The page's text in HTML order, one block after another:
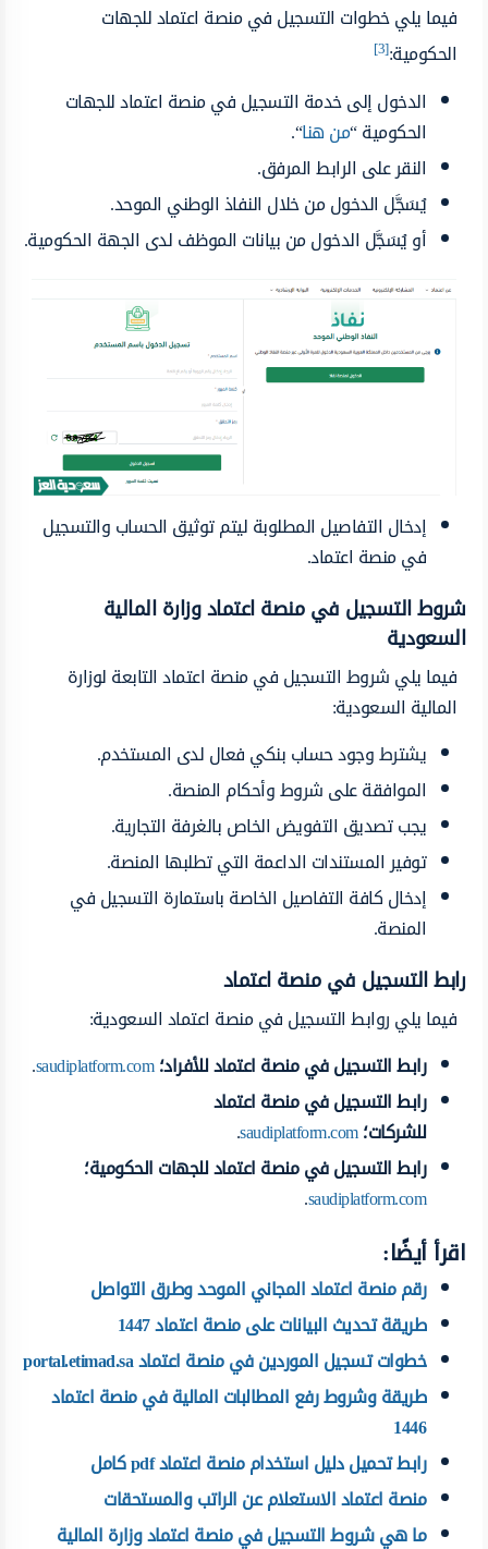
فيما يلي خطوات التسجيل في منصة اعتماد للجهات
الحكومية:[3]
الدخول إلى خدمة التسجيل في منصة اعتماد للجهات
الحكومية “من هنا“.
النقر على الرابط المرفق.
يُسَجَّل الدخول من خلال النفاذ الوطني الموحد.
أو يُسَجَّل الدخول من بيانات الموظف لدى الجهة الحكومية.
إدخال التفاصيل المطلوبة ليتم توثيق الحساب والتسجيل
في منصة اعتماد.
شروط التسجيل في منصة اعتماد وزارة المالية
السعودية
فيما يلي شروط التسجيل في منصة اعتماد التابعة لوزارة
المالية السعودية:
يشترط وجود حساب بنكي فعال لدى المستخدم.
الموافقة على شروط وأحكام المنصة.
يجب تصديق التفويض الخاص بالغرفة التجارية.
توفير المستندات الداعمة التي تطلبها المنصة.
إدخال كافة التفاصيل الخاصة باستمارة التسجيل في
المنصة.
رابط التسجيل في منصة اعتماد
فيما يلي روابط التسجيل في منصة اعتماد السعودية:
رابط التسجيل في منصة اعتماد للأفراد؛saudiplatform.com
.
رابط التسجيل في منصة اعتماد
للشركات؛saudiplatform.com
.
رابط التسجيل في منصة اعتماد للجهات الحكومية؛
saudiplatform.com
.
اقرأ أيضًا:
رقم منصة اعتماد المجاني الموحد وطرق التواصل
طريقة تحديث البيانات على منصة اعتماد 1447
خطوات تسجيل الموردين في منصة اعتماد portal.etimad.sa
طريقة وشروط رفع المطالبات المالية في منصة اعتماد
1446
رابط تحميل دليل استخدام منصة اعتماد pdf كامل
منصة اعتماد الاستعلام عن الراتب والمستحقات
ما هي شروط التسجيل في منصة اعتماد وزارة المالية